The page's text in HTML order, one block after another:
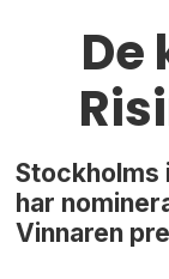
De
har
Vinnaren